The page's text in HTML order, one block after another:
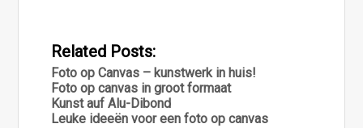
Related Posts:
Foto op Canvas – kunstwerk in huis!
Foto op canvas in groot formaat
Kunst auf Alu-Dibond
Leuke ideeën voor een foto op canvas